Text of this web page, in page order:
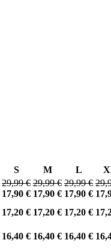
S M L
29,99 €
17,90 €
29,99 €
17,90 €
29,99 €
17,90 €
17,20 € 17,20 € 17,20 €
16,40 € 16,40 € 16,40 €